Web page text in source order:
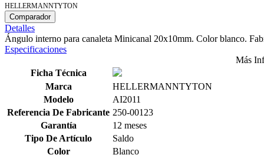
HELLERMANNTYTON
Comparador
Detalles
Ángulo interno para canaleta Minicanal 20x10mm. Color blanco.
Especificaciones
Más
Ficha Técnica
Marca
HELLERMANNTYTON
Modelo
AI2011
Referencia De Fabricante 250-00123
Garantía
12 meses
Tipo De Artículo
Saldo
Color
Blanco